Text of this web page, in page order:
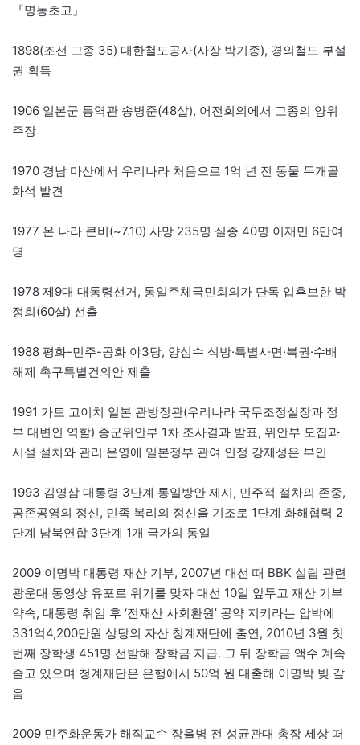
『명농초고』
1898(조선 고종 35) 대한철도공사(사장 박기종), 경의철도 부설
권 획득
1906 일본군 통역관 송병준(48살), 어전회의에서 고종의 양위
주장
1970 경남 마산에서 우리나라 처음으로 1억 년 전 동물 두개골
화석 발견
1977 온 나라 큰비(~7.10) 사망 235명 실종 40명 이재민 6만여
명
1978 제9대 대통령선거, 통일주체국민회의가 단독 입후보한 박
정희(60살) 선출
1988 평화-민주-공화 야3당, 양심수 석방·특별사면·복권·수배
해제 촉구특별건의안 제출
1991 가토 고이치 일본 관방장관(우리나라 국무조정실장과 정
부 대변인 역할) 종군위안부 1차 조사결과 발표, 위안부 모집과
시설 설치와 관리 운영에 일본정부 관여 인정 강제성은 부인
1993 김영삼 대통령 3단계 통일방안 제시, 민주적 절차의 존중,
공존공영의 정신, 민족 복리의 정신을 기조로 1단계 화해협력 2
단계 남북연합 3단계 1개 국가의 통일
2009 이명박 대통령 재산 기부, 2007년 대선 때 BBK 설립 관련
광운대 동영상 유포로 위기를 맞자 대선 10일 앞두고 재산 기부
약속, 대통령 취임 후 ‘전재산 사회환원’ 공약 지키라는 압박에
331억4,200만원 상당의 자산 청계재단에 출연, 2010년 3월 첫
번째 장학생 451명 선발해 장학금 지급. 그 뒤 장학금 액수 계속
줄고 있으며 청계재단은 은행에서 50억 원 대출해 이명박 빚 갚
음
2009 민주화운동가 해직교수 장을병 전 성균관대 총장 세상 떠